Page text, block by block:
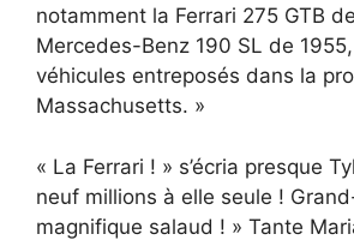
notamment la Ferrari 275 GTB
Mercedes-Benz 190 SL de
véhicules entreposés dans la
Massachusetts. »
« La Ferrari ! » s’écria presque
neuf millions à elle seule !
magnifique salaud ! » Tante